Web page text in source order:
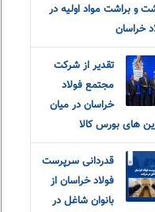
و براشت مواد اولیه در
خراسان
تقدیر از شرکت
مجتمع فولاد
خراسان در میان
های بورس کالا
قدردانی سرپرست
فولاد خراسان از
بانوان شاغل در